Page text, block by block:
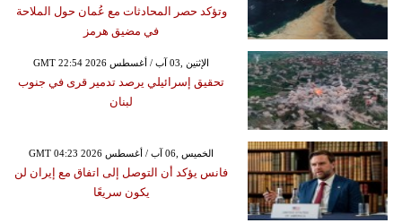
وتؤكد حصر المحادثات مع عُمان حول الملاحة
في مضيق هرمز
GMT 22:54 2026 الإثنين ,03 آب / أغسطس
تحقيق إسرائيلي يرصد تدمير قرى في جنوب
لبنان
GMT 04:23 2026 الخميس ,06 آب / أغسطس
فانس يؤكد أن التوصل إلى اتفاق مع إيران لن
يكون سريعًا